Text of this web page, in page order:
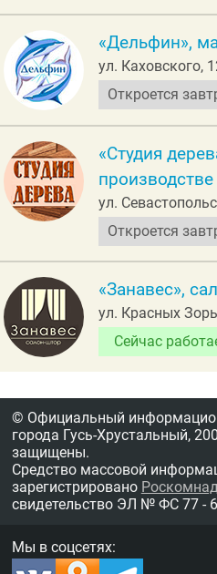
«Дельфин»,
ул. Каховского,
Откроется
«Студия
производстве
ул.
Откроется
«Занавес»,
ул. Красных
Сейчас
© Официальный
города Гусь-Хрустальный,
защищены.
Средство массовой
зарегистрировано
свидетельство ЭЛ № ФС 77 -
Мы в соцсетях: